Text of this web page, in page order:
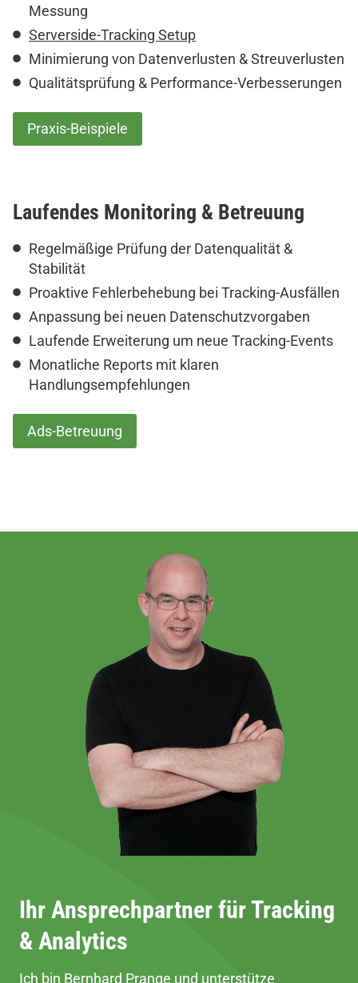
Messung
Serverside-Tracking Setup
Minimierung von Datenverlusten & Streuverlusten
Qualitätsprüfung & Performance-Verbesserungen
Praxis-Beispiele
Laufendes Monitoring & Betreuung
Regelmäßige Prüfung der Datenqualität &
Stabilität
Proaktive Fehlerbehebung bei Tracking-Ausfällen
Anpassung bei neuen Datenschutzvorgaben
Laufende Erweiterung um neue Tracking-Events
Monatliche Reports mit klaren
Handlungsempfehlungen
Ads-Betreuung
Ihr Ansprechpartner für Tracking
& Analytics
Ich bin Bernhard Prange und unterstütze